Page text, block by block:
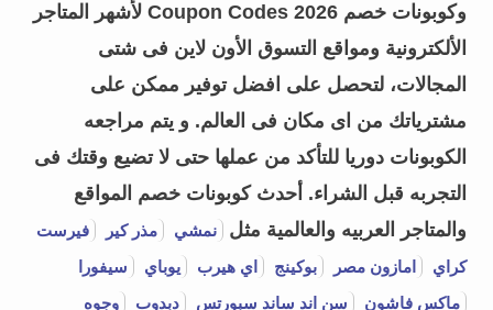
وكوبونات خصم Coupon Codes 2026 لأشهر المتاجر
الألكترونية ومواقع التسوق الأون لاين فى شتى
المجالات، لتحصل على افضل توفير ممكن على
مشترياتك من اى مكان فى العالم. و يتم مراجعه
الكوبونات دوريا للتأكد من عملها حتى لا تضيع وقتك فى
التجربه قبل الشراء. أحدث كوبونات خصم المواقع
والمتاجر العربيه والعالمية مثل
نمشي مذر كير
فيرست
كراي
امازون مصر بوكينج اي هيرب يوباي
سيفورا
ماكس فاشون
سن اند ساند سبورتس دبدوب
وجوه